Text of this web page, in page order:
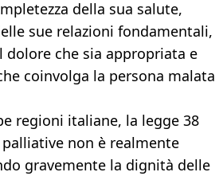
della sua salute,
sue relazioni fondamentali,
dolore che sia appropriata e
coinvolga la persona malata
regioni italiane, la legge 38
non è realmente
gravemente la dignità delle